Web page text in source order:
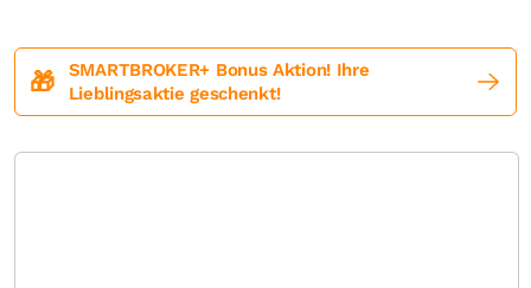
🎁
SMARTBROKER+ Bonus Aktion! Ihre
Lieblingsaktie geschenkt!